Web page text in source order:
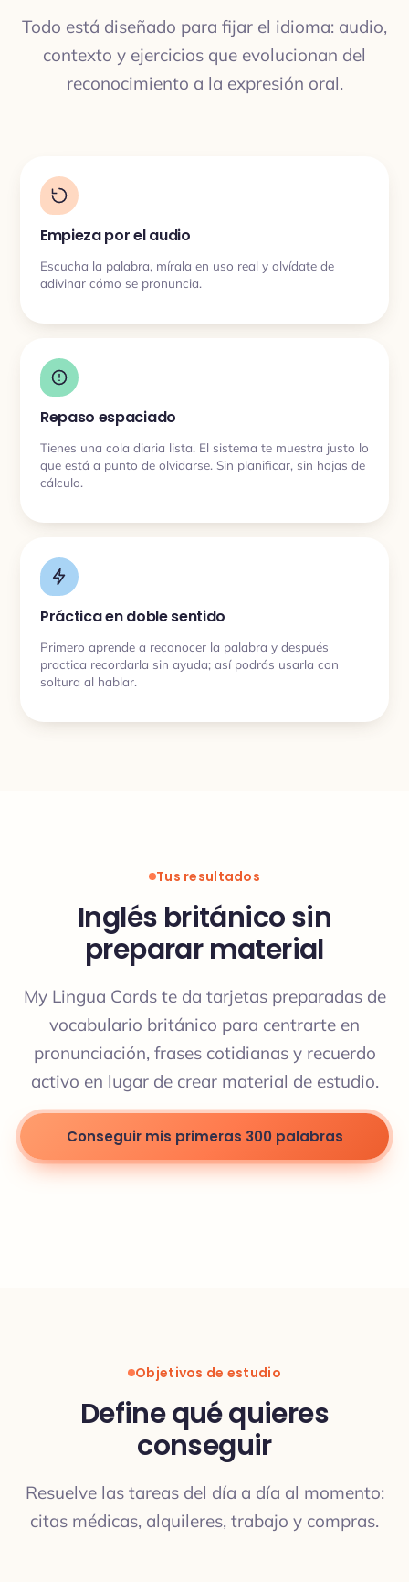
Todo está diseñado para fijar el idioma: audio,
contexto y ejercicios que evolucionan del
reconocimiento a la expresión oral.
Empieza por el audio
Escucha la palabra, mírala en uso real y olvídate de
adivinar cómo se pronuncia.
Repaso espaciado
Tienes una cola diaria lista. El sistema te muestra justo lo
que está a punto de olvidarse. Sin planificar, sin hojas de
cálculo.
Práctica en doble sentido
Primero aprende a reconocer la palabra y después
practica recordarla sin ayuda; así podrás usarla con
soltura al hablar.
Tus resultados
Inglés británico sin
preparar material
My Lingua Cards te da tarjetas preparadas de
vocabulario británico para centrarte en
pronunciación, frases cotidianas y recuerdo
activo en lugar de crear material de estudio.
Conseguir mis primeras 300 palabras
Objetivos de estudio
Define qué quieres
conseguir
Resuelve las tareas del día a día al momento:
citas médicas, alquileres, trabajo y compras.